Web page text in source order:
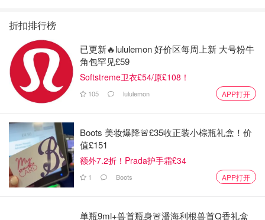
版权属于原作者
也有在现场的华人商户留言称，警方封锁区域可能与搜寻相
折扣排行榜
已更新🔥lululemon 好价区每周上新 大号粉牛
角包罕见£59
Softstreme卫衣£54/原£108！
105 lululemon APP打开
Boots 美妆爆降🚨£35收正装小棕瓶礼盒！价
值£151
额外7.2折！Prada护手霜£34
1 Boots APP打开
单瓶9ml+兽首瓶身🚨潘海利根兽首Q香礼盒